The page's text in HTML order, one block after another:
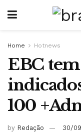
Home Hotnews
EBC
100
by Redação 30/